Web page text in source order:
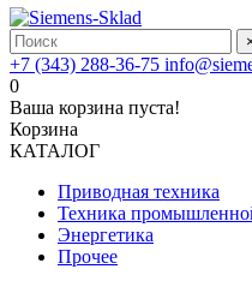
+7 (343) 288-36-75
0
Ваша корзина пуста!
Корзина
КАТАЛОГ
Приводная техника
Техника
Энергетика
Прочее